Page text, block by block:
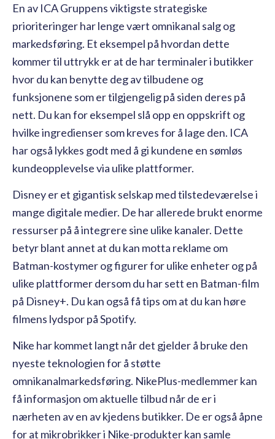
En av ICA Gruppens viktigste strategiske
prioriteringer har lenge vært omnikanal salg og
markedsføring. Et eksempel på hvordan dette
kommer til uttrykk er at de har terminaler i butikker
hvor du kan benytte deg av tilbudene og
funksjonene som er tilgjengelig på siden deres på
nett. Du kan for eksempel slå opp en oppskrift og
hvilke ingredienser som kreves for å lage den. ICA
har også lykkes godt med å gi kundene en sømløs
kundeopplevelse via ulike plattformer.
Disney er et gigantisk selskap med tilstedeværelse i
mange digitale medier. De har allerede brukt enorme
ressurser på å integrere sine ulike kanaler. Dette
betyr blant annet at du kan motta reklame om
Batman-kostymer og figurer for ulike enheter og på
ulike plattformer dersom du har sett en Batman-film
på Disney+. Du kan også få tips om at du kan høre
filmens lydspor på Spotify.
Nike har kommet langt når det gjelder å bruke den
nyeste teknologien for å støtte
omnikanalmarkedsføring. NikePlus-medlemmer kan
få informasjon om aktuelle tilbud når de er i
nærheten av en av kjedens butikker. De er også åpne
for at mikrobrikker i Nike-produkter kan samle